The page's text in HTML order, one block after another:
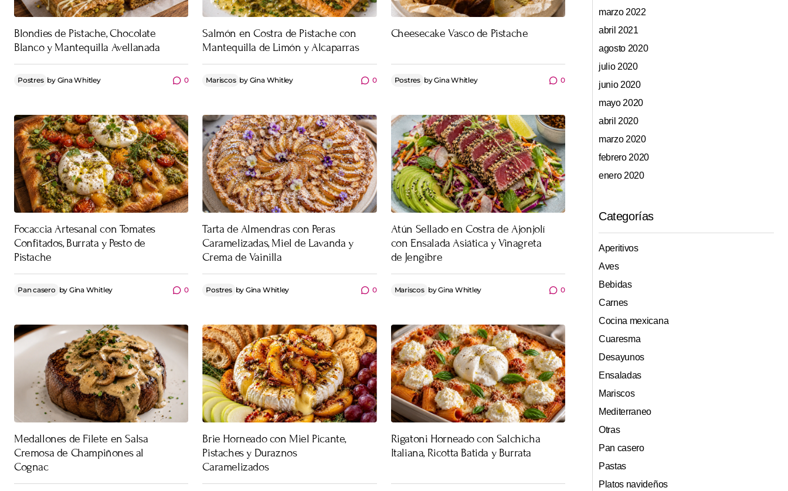
Blondies de Pistache, Chocolate
Blanco y Mantequilla Avellanada
Postres by Gina Whitley 0
Salmón en Costra de Pistache con
Mantequilla de Limón y Alcaparras
Mariscos by Gina Whitley 0
Cheesecake Vasco de Pistache
Postres byGina Whitley 0
Focaccia Artesanal con Tomates
Confitados, Burrata y Pesto de
Pistache
Pan casero by Gina Whitley 0
Tarta de Almendras con Peras
Caramelizadas, Miel de Lavanda y
Crema de Vainilla
Postres by Gina Whitley 0
Atún Sellado en Costra de Ajonjolí
con Ensalada Asiática y Vinagreta
de Jengibre
Mariscos byGina Whitley 0
Medallones de Filete en Salsa
Cremosa de Champiñones al
Cognac
Brie Horneado con Miel Picante,
Pistaches y Duraznos
Caramelizados
Rigatoni Horneado con Salchicha
Italiana, Ricotta Batida y Burrata
marzo 2022
abril 2021
agosto 2020
julio 2020
junio 2020
mayo 2020
abril 2020
marzo 2020
febrero 2020
enero 2020
Categorías
Aperitivos
Aves
Bebidas
Carnes
Cocina mexicana
Cuaresma
Desayunos
Ensaladas
Mariscos
Mediterraneo
Otras
Pan casero
Pastas
Platos navideños